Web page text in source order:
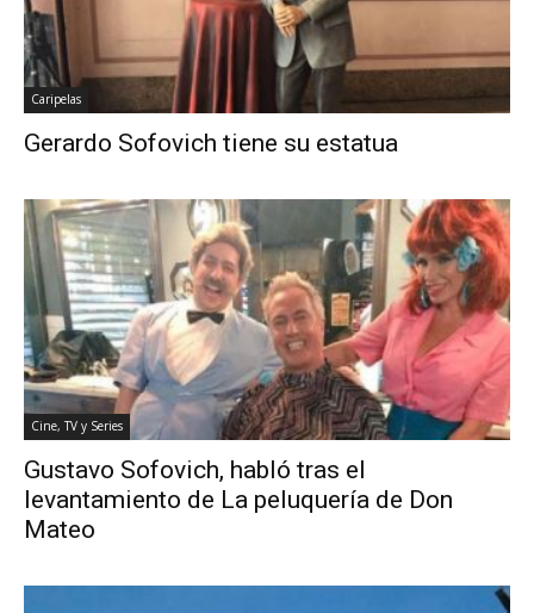
Caripelas
Gerardo Sofovich tiene su estatua
Cine, TV y Series
Gustavo Sofovich, habló tras el
levantamiento de La peluquería de Don
Mateo